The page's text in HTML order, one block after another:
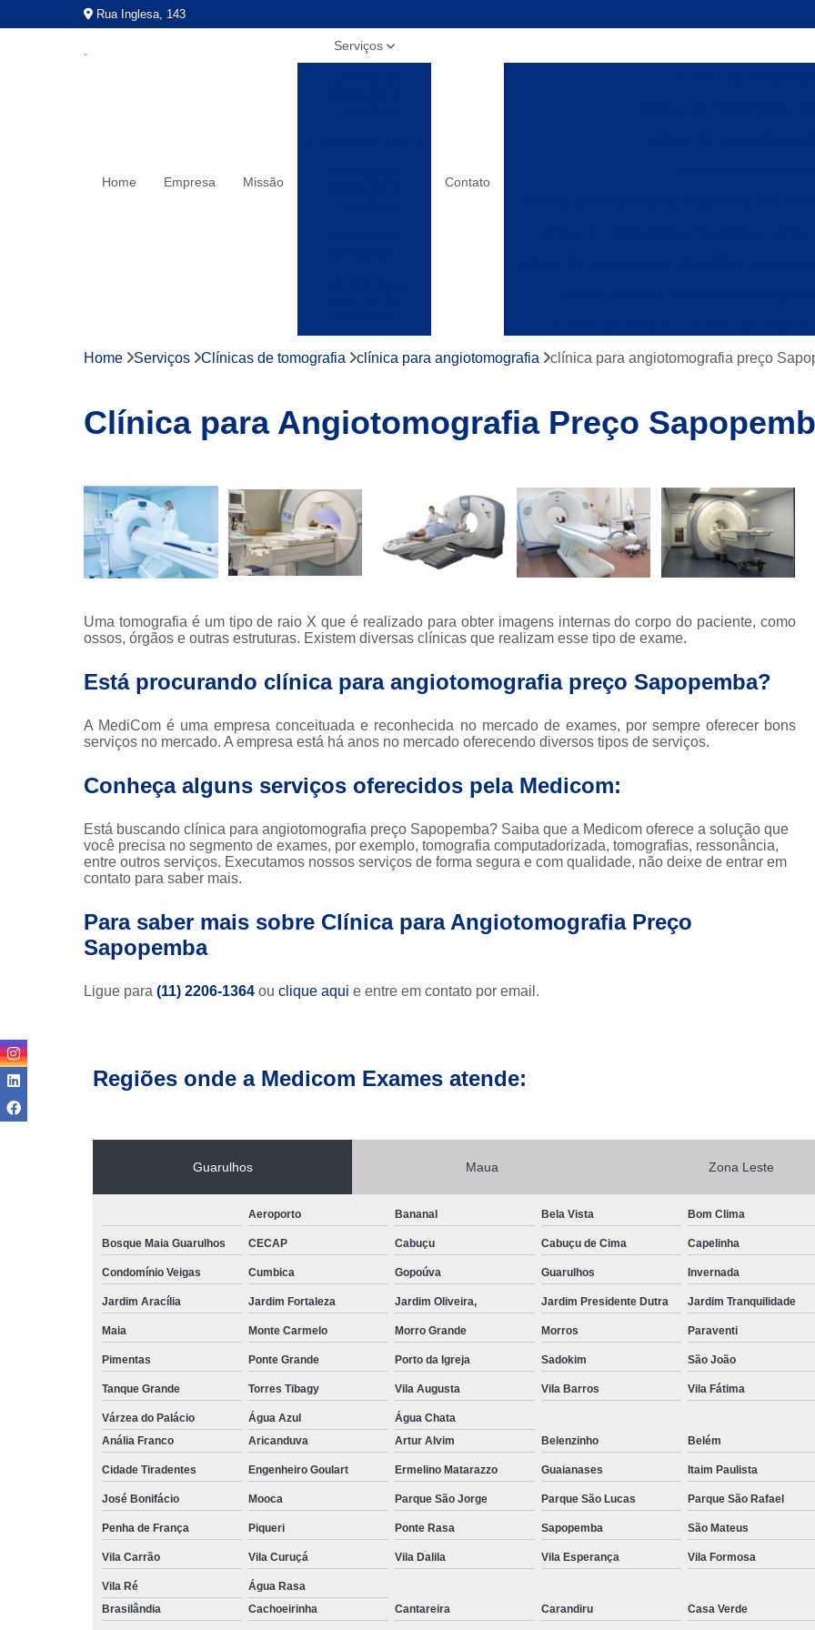
Rua Inglesa, 143
Home Empresa Missão
Serviços
populares
imagem
Exames de
Exames de
ressonância
magnética
Exames de
tomografia
tomografia
computadorizada
Ressonâncias
Tomografia
computadorizada
Contato
Laboratórios de Raio X
Clínica de
Clínica de
Ressonância Magnética
Clínica de Tomografia de Coluna
Clínica para Fazer Tomografia
Clínica para Fazer Tomografia do Abdome
Clínica para Tomografia
Clínica para Tomografia de Coluna
Tomografia Abdominal com
Clínica para Exames
Clínica para Exames de
Clínicas para Exame de Tomografia da Face
Clínicas para Exame de
Clínicas para Exame de Tomografia Dental
Clínicas para Exame de
Exame de Imagem de
Exame de Imagem de
Exame de Imagem de
Exame de Imagem de
Exame de Imagem de
Exame de Imagem de
Exame de Imagem de
Exame de Imagem
Exame de Imagem Tomografia do Crânio
Ressonância Magnética Abdominal e
Ressonância Magnética Cerebral
Ressonância Magnética de Abdome Superior
Ressonância Magnética do Coração
Ressonância Magnética
Home Serviços Clínicas de tomografia clínica para angiotomografia clínica para angiotomografia preço
Clínica para Angiotomografia Preço
Uma tomografia é um tipo de raio X que é realizado para obter imagens internas do corpo do paciente, como
ossos, órgãos e outras estruturas. Existem diversas clínicas que realizam esse tipo de exame.
Está procurando clínica para angiotomografia preço Sapopemba?
A MediCom é uma empresa conceituada e reconhecida no mercado de exames, por sempre oferecer bons
serviços no mercado. A empresa está há anos no mercado oferecendo diversos tipos de serviços.
Conheça alguns serviços oferecidos pela Medicom:
Está buscando clínica para angiotomografia preço Sapopemba? Saiba que a Medicom oferece a solução que
você precisa no segmento de exames, por exemplo, tomografia computadorizada, tomografias, ressonância,
entre outros serviços. Executamos nossos serviços de forma segura e com qualidade, não deixe de entrar em
contato para saber mais.
Para saber mais sobre Clínica para Angiotomografia Preço
Sapopemba
Ligue para (11) 2206-1364 ou clique aqui e entre em contato por email.
Regiões onde a Medicom Exames atende:
Guarulhos Maua Zona Leste
Aeroporto Bananal Bela Vista Bom Clima
Bosque Maia Guarulhos CECAP Cabuçu Cabuçu de Cima Capelinha
Condomínio Veigas Cumbica Gopoúva Guarulhos Invernada
Jardim Aracília Jardim Fortaleza Jardim Oliveira, Jardim Presidente Dutra Jardim Tranquilidade
Maia Monte Carmelo Morro Grande Morros Paraventi
Pimentas Ponte Grande Porto da Igreja Sadokim São João
Tanque Grande Torres Tibagy Vila Augusta Vila Barros Vila Fátima
Várzea do Palácio Água Azul
Água Chata
Anália Franco
Aricanduva Artur Alvim Belenzinho Belém
Cidade Tiradentes Engenheiro Goulart Ermelino Matarazzo Guaianases Itaim Paulista
José Bonifácio Mooca Parque São Jorge Parque São Lucas Parque São Rafael
Penha de França Piqueri Ponte Rasa Sapopemba São Mateus
Vila Carrão Vila Curuçá Vila Dalila Vila Esperança Vila Formosa
Vila Ré
Água Rasa
Brasilândia
Cachoeirinha Cantareira Carandiru Casa Verde